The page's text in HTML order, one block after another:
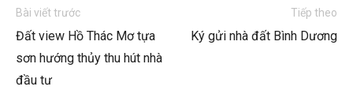
Bài viết trước
Đất view Hồ Thác Mơ tựa
sơn hướng thủy thu hút nhà
đầu tư
Tiếp theo
Ký gửi nhà đất Bình Dương